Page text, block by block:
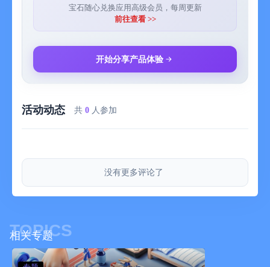
宝石随心兑换应用高级会员，每周更新
前往查看 >>
开始分享产品体验
活动动态 共 0 人参加
没有更多评论了
TOPICS
相关专题